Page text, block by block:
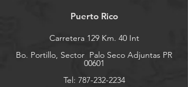
Puerto Rico
Carretera 129 Km. 40 Int
Bo. Portillo, Sector Palo Seco Adjuntas PR
00601
Tel: 787-232-2234